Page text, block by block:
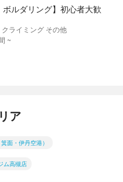
ボルダリング】初心者大歓
ライミング その他
~
ア
面・伊丹空港）
ム高槻店